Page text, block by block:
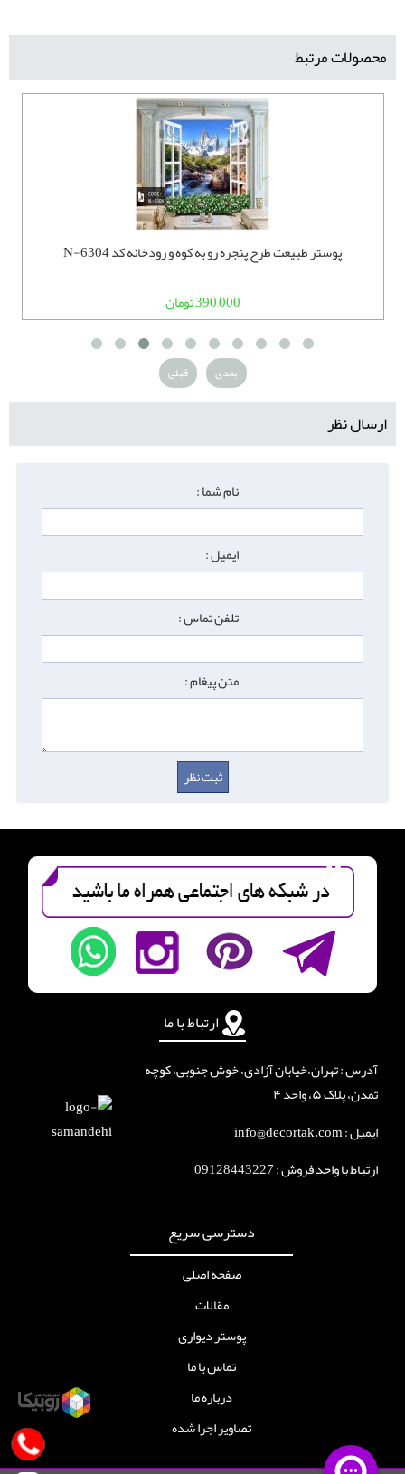
محصولات مرتبط
پوستر طبیعت طرح پنجره رو به کوه و رودخانه کد N-6304
390,000 تومان
قبلی بعدی
ارسال نظر
نام شما :
ایمیل :
تلفن تماس :
متن پیغام :
دسترسی سریع
صفحه اصلی
مقالات
پوستر دیواری
تماس با ما
درباره ما
تصاویر اجرا شده
ارتباط با ما
آدرس : تهران،خیابان آزادی، خوش جنوبی، کوچه
تمدن، پلاک ۵، واحد ۴
ایمیل : info@decortak.com
ارتباط با واحد فروش :09128443227